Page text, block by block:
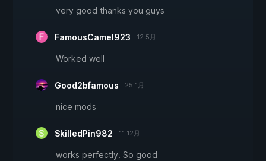
very good thanks you guys
FamousCamel923 12 5月
Worked well
Good2bfamous 25 1月
nice mods
SkilledPin982 11 12月
works perfectly. So good